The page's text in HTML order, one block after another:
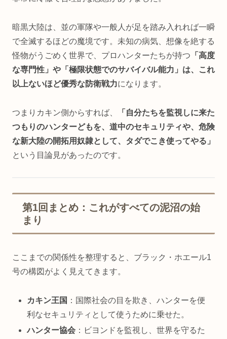
暗黒大陸は、並の軍隊や一般人が足を踏み入れれば一瞬
で全滅するほどの魔境です。未知の病気、想像を絶する
怪物がうごめく世界で、プロハンターたちが持つ 「高度
な専門性」や「極限状態でのサバイバル能力」は、これ
以上ないほど優秀な防衛戦力になります。
つまりカキン側からすれば、
「自分たちを監視しに来た
つもりのハンターどもを、道中のセキュリティや、危険
な新大陸の開拓用奴隷として、タダでこき使ってやる」
という目論見があったのです。
第1回まとめ：これがすべての泥沼の始
まり
ここまでの関係性を整理すると、ブラック・ホエール1
号の構図がよく見えてきます。
カキン王国 ：国際社会の目を欺き、ハンターを便
利なセキュリティとして使うために乗せた。
ハンター協会 ：ビヨンドを監視し、世界を守るた